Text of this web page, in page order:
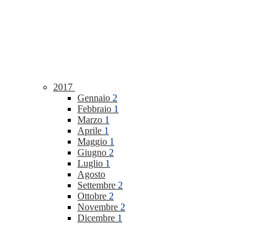
2017
Gennaio 2
Febbraio 1
Marzo 1
Aprile 1
Maggio 1
Giugno 2
Luglio 1
Agosto
Settembre 2
Ottobre 2
Novembre 2
Dicembre 1